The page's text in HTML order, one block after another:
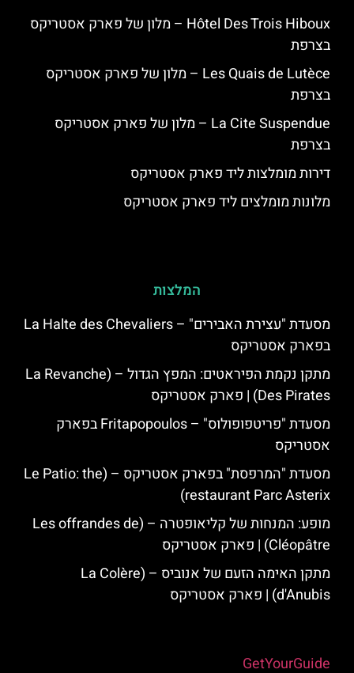
Hôtel Des Trois Hiboux – מלון של פארק אסטריקס
בצרפת
Les Quais de Lutèce – מלון של פארק אסטריקס
בצרפת
La Cite Suspendue – מלון של פארק אסטריקס
בצרפת
דירות מומלצות ליד פארק אסטריקס
מלונות מומלצים ליד פארק אסטריקס
המלצות
מסעדת "עצירת האבירים" – La Halte des Chevaliers
בפארק אסטריקס
מתקן נקמת הפיראטים: המפץ הגדול – (La Revanche
Des Pirates) | פארק אסטריקס
מסעדת "פריטפופולוס" – Fritapopoulos בפארק
אסטריקס
מסעדת "המרפסת" בפארק אסטריקס – (Le Patio: the
restaurant Parc Asterix)
מופע: המנחות של קליאופטרה – (Les offrandes de
Cléopâtre) | פארק אסטריקס
מתקן האימה הזעם של אנוביס – (La Colère
d'Anubis) | פארק אסטריקס
GetYourGuide